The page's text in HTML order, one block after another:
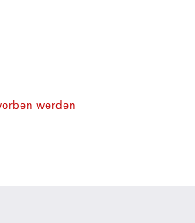
werden